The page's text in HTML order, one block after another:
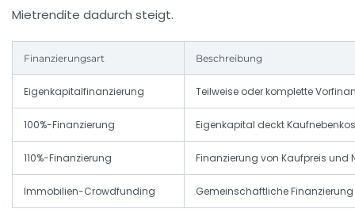
Mietrendite dadurch steigt.
Finanzierungsart Beschreibung
Eigenkapitalfinanzierung Teilweise oder komplette
100%-Finanzierung Eigenkapital deckt
110%-Finanzierung Finanzierung von Kaufpreis und
Immobilien-Crowdfunding Gemeinschaftliche Finanzierung